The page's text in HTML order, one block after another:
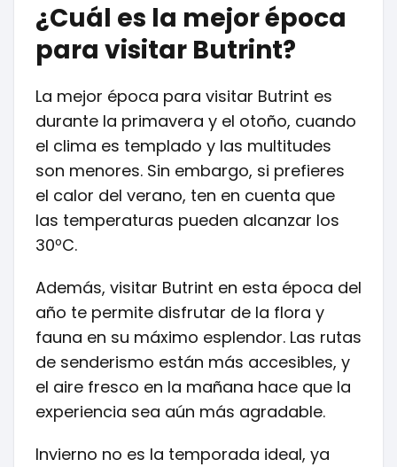
¿Cuál es la mejor época
para visitar Butrint?
La mejor época para visitar Butrint es
durante la primavera y el otoño, cuando
el clima es templado y las multitudes
son menores. Sin embargo, si prefieres
el calor del verano, ten en cuenta que
las temperaturas pueden alcanzar los
30ºC.
Además, visitar Butrint en esta época del
año te permite disfrutar de la flora y
fauna en su máximo esplendor. Las rutas
de senderismo están más accesibles, y
el aire fresco en la mañana hace que la
experiencia sea aún más agradable.
Invierno no es la temporada ideal, ya